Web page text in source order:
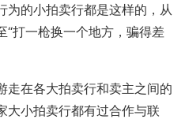
为的小拍卖行都是这样的，从
“打一枪换一个地方，骗得差
走在各大拍卖行和卖主之间的
大小拍卖行都有过合作与联